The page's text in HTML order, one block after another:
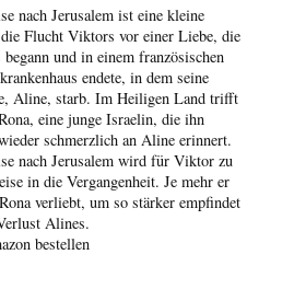
nach Jerusalem ist eine kleine
Flucht Viktors vor einer Liebe, die
und in einem französischen
endete, in dem seine
Aline, starb. Im Heiligen Land trifft
eine junge Israelin, die ihn
schmerzlich an Aline erinnert.
nach Jerusalem wird für Viktor zu
in die Vergangenheit. Je mehr er
verliebt, um so stärker empfindet
Alines.
bestellen